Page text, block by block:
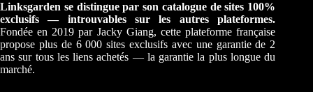
Linksgarden se distingue par son catalogue de sites 100%
exclusifs — introuvables sur les autres plateformes.
Fondée en 2019 par Jacky Giang, cette plateforme française
propose plus de 6 000 sites exclusifs avec une garantie de 2
ans sur tous les liens achetés — la garantie la plus longue du
marché.